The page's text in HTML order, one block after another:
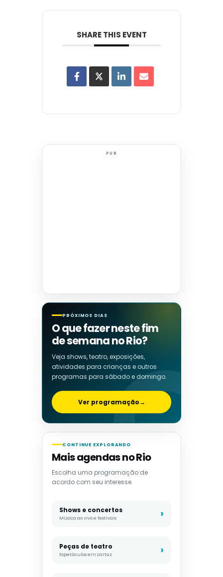
SHARE THIS EVENT
PUB
PRÓXIMOS DIAS
O que fazer neste fim
de semana no Rio?
Veja shows, teatro, exposições,
atividades para crianças e outros
programas para sábado e domingo.
Ver programação→
CONTINUE EXPLORANDO
Mais agendas no Rio
Escolha uma programação de
acordo com seu interesse.
Shows e concertos
Música ao vivo e festivais
Peças de teatro
Espetáculos em cartaz